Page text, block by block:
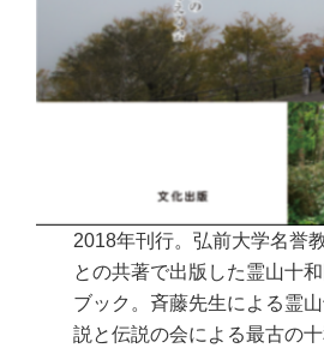
2018年刊行。弘前大学名誉
との共著で出版した霊山十
ブック。斉藤先生による霊
説と伝説の会による最古の